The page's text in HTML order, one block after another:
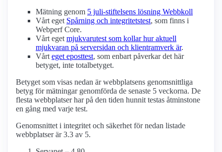
Mätning genom 5 juli-stiftelsens lösning Webbkoll
Vårt eget Spårning och integritetstest, som finns i
Webperf Core.
Vårt egetmjukvarutest som kollar hur aktuell
mjukvaran på serversidan och klient­ramverk är.
Vårteget eposttest, som enbart påverkar det här
betyget, inte totalbetyget.
Betyget som visas nedan är webbplatsens genomsnittliga
betyg för mätningar genomförda de senaste 5 veckorna. De
flesta webbplatser har på den tiden hunnit testas åtminstone
en gång med varje test.
Genomsnittet i integritet och säkerhet för nedan listade
webbplatser är 3.3 av 5.